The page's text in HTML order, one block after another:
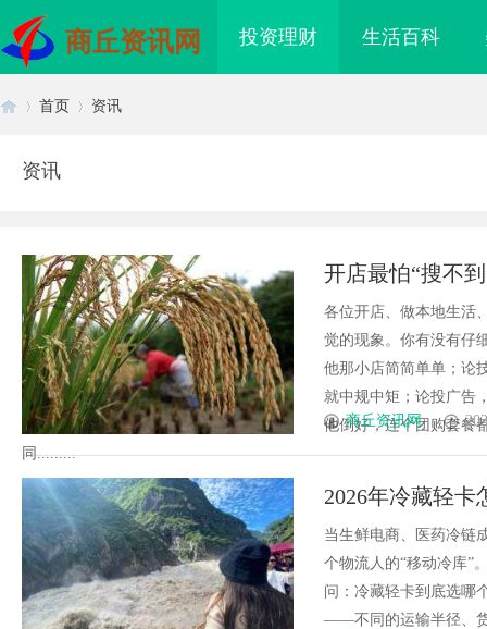
商丘资讯网 投资理财 生活百科
首页 资讯
资讯
开店最怕“搜不
费派单？
各位开店、做本地生活
觉的现象。你有没有仔
他那小店简简单单；论
就中规中矩；论投广告
他倒好，连个团购套餐
同.........
商丘资讯网
2026年冷藏轻
增效最优解
当生鲜电商、医药冷链
个物流人的“移动冷库”
问：冷藏轻卡到底选哪
——不同的运输半径、
配眼镜 商标转让：附带原创设计，提升
辨识度